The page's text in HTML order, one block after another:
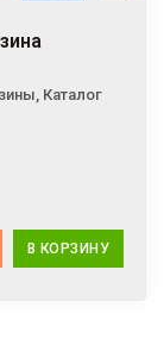
Каталог
В КОРЗИНУ